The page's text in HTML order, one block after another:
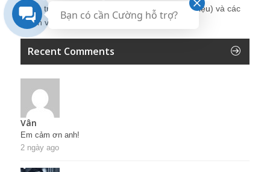
Quản trị Nhân sự Nguyễn Hùng Cường (
giới thiệu) và các
thành viên khác trong cộng đồng Nhân sự.
Recent Comments
Vân
Em cảm ơn anh!
2 ngày ago
Bạn có cần Cường hỗ trợ?